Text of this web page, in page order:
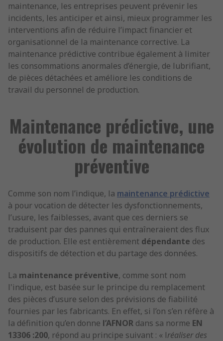
maintenance, les entreprises peuvent prévenir les
incidents, les anticiper et ainsi, mieux programmer les
interventions afin de réduire l’impact financier et
organisationnel de la maintenance corrective. La
maintenance prédictive contribue également à limiter
les consommations anormales d’énergie, de lubrifiant,
de pièces détachées et améliore les conditions de
travail du personnel de production.
Maintenance prédictive, une
évolution de maintenance
préventive
Comme son nom l’indique, la maintenance prédictive
à pour vocation de détecter les dysfonctionnements,
l’usure, les faiblesses, avant que ces derniers se
traduisent par des pannes qui entraîneraient des flux
de production. Elle est entièrement dépendante des
dispositifs de détection et du partage des données.
La maintenance préventive, comme sont nom
l'indique, est basée sur le principe du remplacement
des pièces d’usure selon des prévisions de fiabilité
fournies par les fabricants. En effet, si l’on s’en réfère à
la définition qu’en donne l’AFNOR dans sa norme EN
13306 :200, répond au principe suivant : « lréaliser des